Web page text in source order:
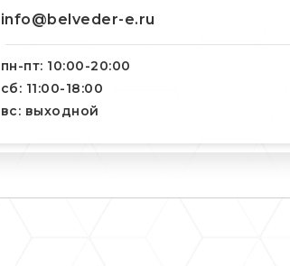
info@belveder-e.ru
пн-пт: 10:00-20:00
сб: 11:00-18:00
вс: выходной